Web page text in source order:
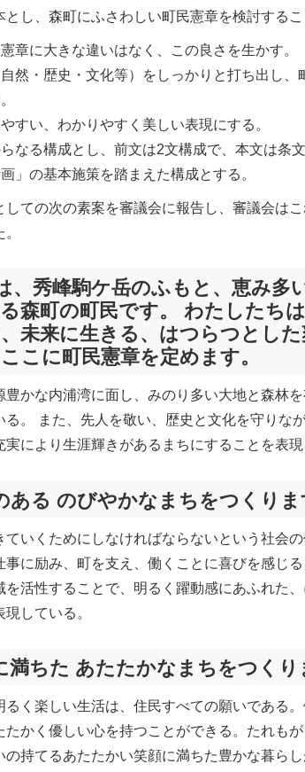
とし、森町にふさわしい町民憲章を検討するこ
章に大きな違いはなく、この良さを生かす。
然・歴史・文化等）をしっかりと打ち出し、
すい、わかりやすく美しい表現にする。
なる構成とし、前文は2文構成で、本文は条
」の基本施策を踏まえた構成とする。
しての次の素案を審議会に報告し、審議会は
、秀峰駒ケ岳のふもと、恵み多
森町の町民です。 わたしたち
未来に生きる、はつらつとし
こに町民憲章を定めます。
豊かな内浦湾に面し、みのり多い大地と森林
る。 また、先人を敬い、歴史と文化を守りな
実により生涯輝きがあるまちにすることを表現
ある のびやかなまちをつくりま
ていくためにしなければならないという社会
に励み、町を支え、働くことに喜びを感じる
を活性することで、明るく躍動感にあふれた
している。
満ちた あたたかなまちをつくり
るく楽しい生活は、住民すべての願いである
たかく優しい心を持つことができる。たれも
の持てるあたたかい笑顔に満ちた豊かな暮ら